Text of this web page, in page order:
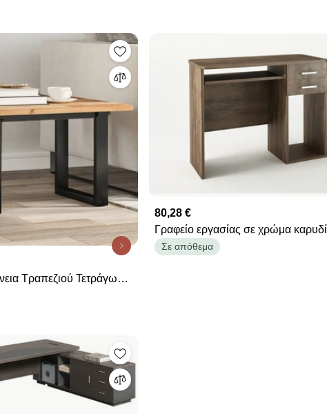
Τραπεζιού Τετράγωνη
80,28 €
Γραφείο εργασίας σε χρώμα καρυδί
100x55x80 SB 8-KARYDI
Σε απόθεμα